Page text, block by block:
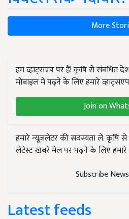
More
हम व्हाट्सएप पर हैं! कृषि से संबंधित
मोबाइल में पढ़ने के लिए हमारे
Join on
हमारे न्यूज़लेटर की सदस्यता लें. कृषि
लेटेस्ट ख़बरें मेल पर पढ़ने के लिए
Subscribe
Latest feeds